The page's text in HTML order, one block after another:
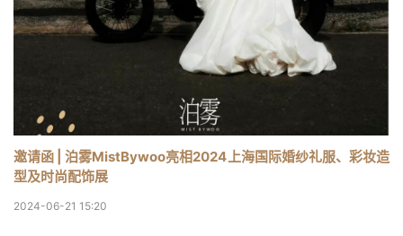
邀请函 | 泊雾MistBywoo亮相2024上海国际婚纱礼服、彩妆造
型及时尚配饰展
2024-06-21 15:20